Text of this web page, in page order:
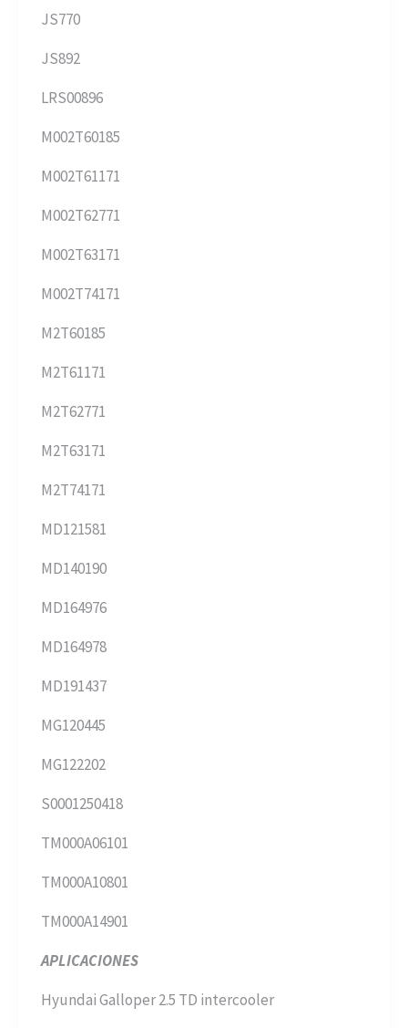
JS770
JS892
LRS00896
M002T60185
M002T61171
M002T62771
M002T63171
M002T74171
M2T60185
M2T61171
M2T62771
M2T63171
M2T74171
MD121581
MD140190
MD164976
MD164978
MD191437
MG120445
MG122202
S0001250418
TM000A06101
TM000A10801
TM000A14901
APLICACIONES
Hyundai Galloper 2.5 TD intercooler